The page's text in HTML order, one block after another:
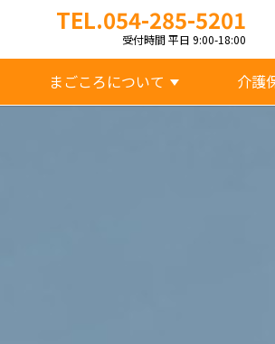
TEL.054-285-5201
受付時間 平日 9:00-18:00
まごころについて 介護